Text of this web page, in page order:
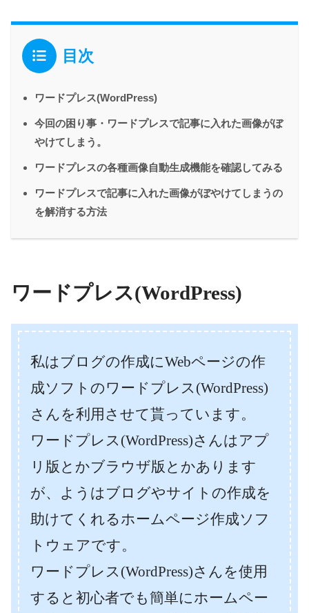
目次
ワードプレス(WordPress)
今回の困り事・ワードプレスで記事に入れた画像がぼ
やけてしまう。
ワードプレスの各種画像自動生成機能を確認してみる
ワードプレスで記事に入れた画像がぼやけてしまうの
を解消する方法
ワードプレス(WordPress)
私はブログの作成にWebページの作
成ソフトのワードプレス(WordPress)
さんを利用させて貰っています。
ワードプレス(WordPress)さんはアプ
リ版とかブラウザ版とかあります
が、ようはブログやサイトの作成を
助けてくれるホームページ作成ソフ
トウェアです。
ワードプレス(WordPress)さんを使用
すると初心者でも簡単にホームペー